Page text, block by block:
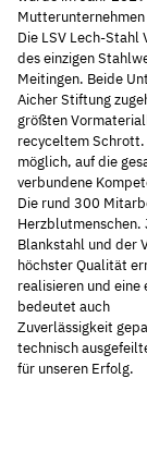
Die LSV Lech-
des einzigen
Meitingen. Beide
Aicher Stiftung
größten
recyceltem Schrott.
möglich, auf die
verbundene
Die rund 300
Herzblutmenschen.
Blankstahl und der
höchster Qualität
realisieren und eine
bedeutet auch
Zuverlässigkeit
technisch
für unseren Erfolg.